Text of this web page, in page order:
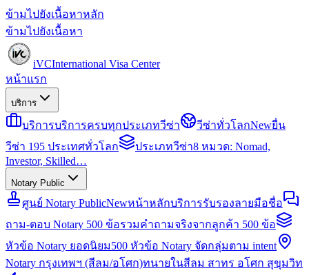
ข้ามไปยังเนื้อหาหลัก
ข้ามไปยังเนื้อหา
iVCInternational Visa Center
หน้าแรก
บริการ
บริการบริการครบทุกประเภทวีซ่า วีซ่าทั่วโลกNewยื่น
วีซ่า 195 ประเทศทั่วโลก
ประเภทวีซ่า8 หมวด: Nomad,
Investor, Skilled…
Notary Public
ศูนย์ Notary PublicNewหน้าหลักบริการรับรองลายมือชื่อ
ถาม-ตอบ Notary 500 ข้อรวมคำถามจริงจากลูกค้า 500 ข้อ
หัวข้อ Notary ยอดนิยม500 หัวข้อ Notary จัดกลุ่มตาม intent
Notary กรุงเทพฯ (สีลม/อโศก)ทนายในสีลม สาทร อโศก สุขุมวิท